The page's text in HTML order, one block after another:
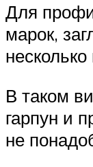
Для
марок,
В таком
гарпун и
не